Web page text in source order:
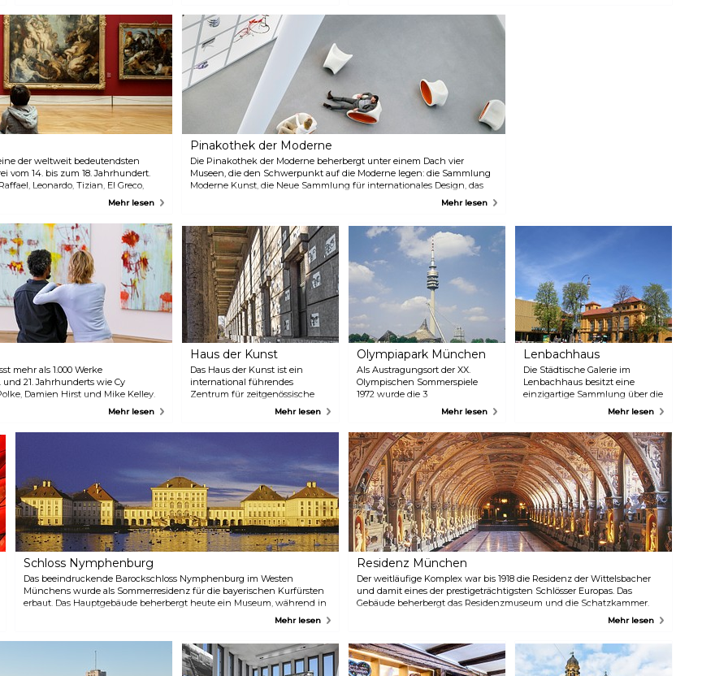
interaktives Lernzentrum für
alle Altersgruppen. Das
Highlight ist das hochmoderne
Planetarium mit seiner 360-
Grad-Kuppel. Insgesamt werden
zehn verschiedene Führungen
in deutscher und englischer
Sprache angeboten, bei denen
die Besucher mehr über
Wissenschaft und die Natur des
Universums erfahren können.
transportable Riesenrad der Welt
bietet einen atemberaubenden
Panoramablick über München
bis hin zu den Alpen.
selten der traditionellen Münchner Kultur.
der weltweit bedeutendsten
vom 14. bis zum 18. Jahrhundert.
Leonardo, Tizian, El Greco,
Mehr lesen
Pinakothek der Moderne
Die Pinakothek der Moderne beherbergt unter einem Dach vier
Museen, die den Schwerpunkt auf die Moderne legen: die Sammlung
Moderne Kunst, die Neue Sammlung für internationales Design, das
Architekturmuseum der TU München und die Staatliche Graphische
Hintergründen und Interessen gerecht wird.
Mehr lesen
mehr als 1.000 Werke
21. Jahrhunderts wie Cy
Damien Hirst und Mike Kelley.
Videoinstallationen. Der
Mehr lesen
Haus der Kunst
Das Haus der Kunst ist ein
international führendes
Zentrum für zeitgenössische
Jährlich präsentiert die Galerie
neuen Talenten und etablierten
Künstlern. Seit 2011 wird eine
Auswahl an Videokunst aus der
Sammlung Goetz in mehreren
Ausstellungen im ehemaligen
Luftschutzbunker gezeigt.
Neben den Ausstellungen und
Veranstaltungen legt die
Institution einen Schwerpunkt
Wissensvermittlung.
Mehr lesen
Olympiapark München
Als Austragungsort der XX.
Olympischen Sommerspiele
1972 wurde die 3
Quadratkilometer große
Münchens errichtet. Der Park
dient auch heute noch als Ort
für kulturelle, gesellschaftliche
und religiöse Veranstaltungen.
Vergessen Sie nicht, den
Olympiaturm zu besuchen, von
dem aus Sie einen
atemberaubenden Blick auf die
Stadt und die Alpen in der
Ferne haben.
Mehr lesen
Lenbachhaus
Die Städtische Galerie im
Lenbachhaus besitzt eine
einzigartige Sammlung über die
Künstlergruppe „Der Blauer
Reiter“. Neben Kunstwerken aus
dem 19. Jahrhundert stellt das
Museum auch Kunst aus der
Zeit nach 1945 aus.
Mehr lesen
Schloss Nymphenburg
Das beeindruckende Barockschloss Nymphenburg im Westen
Münchens wurde als Sommerresidenz für die bayerischen Kurfürsten
erbaut. Das Hauptgebäude beherbergt heute ein Museum, während in
der Umgebung weitläufige Gärten, zahlreiche kleinere Bauten und
Pavillons sowie ein exotisches Gewächshaus mit einem Café zu finden
sind. Berühmt ist das Schloss auch als Geburtsort von König Ludwig II.
Mehr lesen
Residenz München
Der weitläufige Komplex war bis 1918 die Residenz der Wittelsbacher
und damit eines der prestigeträchtigsten Schlösser Europas. Das
Gebäude beherbergt das Residenzmuseum und die Schatzkammer.
Der perfekte Ort für Kinder, um einen Einblick in vier Jahrhunderte
Renaissance-Gärten nördlich der Alpen und eine friedliche Oase mit
einem herrlichen Blick auf die Theatinerkirche.
Mehr lesen